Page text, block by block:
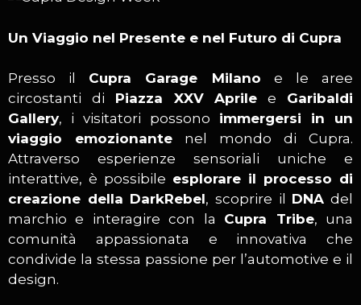
Un Viaggio nel Presente e nel Futuro di Cupra
Presso il Cupra Garage Milano e le aree
circostanti di Piazza XXV Aprile e Garibaldi
Gallery, i visitatori possono immergersi in un
viaggio emozionante nel mondo di Cupra.
Attraverso esperienze sensoriali uniche e
interattive, è possibile esplorare il processo di
creazione della DarkRebel, scoprire il DNA del
marchio e interagire con la Cupra Tribe, una
comunità appassionata e innovativa che
condivide la stessa passione per l’automotive e il
design.